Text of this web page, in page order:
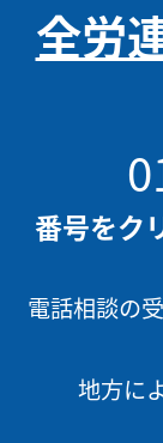
全労
番号をク
電話相談の
地方に